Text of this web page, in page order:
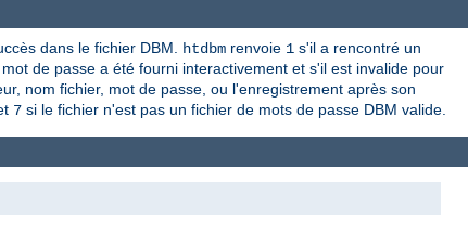
dans le fichier DBM. htdbm renvoie 1 s'il a rencontré un
de passe a été fourni interactivement et s'il est invalide pour
nom fichier, mot de passe, ou l'enregistrement après son
7 si le fichier n'est pas un fichier de mots de passe DBM valide.